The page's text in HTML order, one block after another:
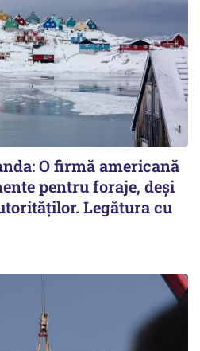
O firmă americană
pentru foraje, deși
Legătura cu